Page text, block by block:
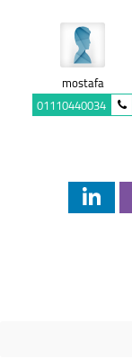
mostafa
01110440034